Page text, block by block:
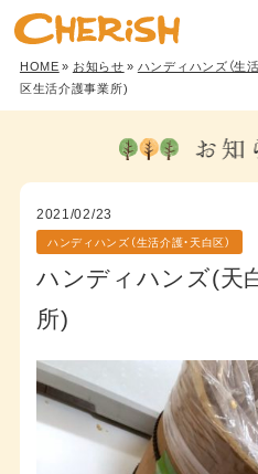
HOME» お知らせ» ハンディハンズ（生
区生活介護事業所)
2021/02/23
ハンディハンズ（生活介護・天白区）
ハンディハンズ(天
所)